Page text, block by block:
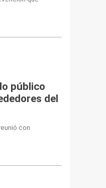
público
del
con